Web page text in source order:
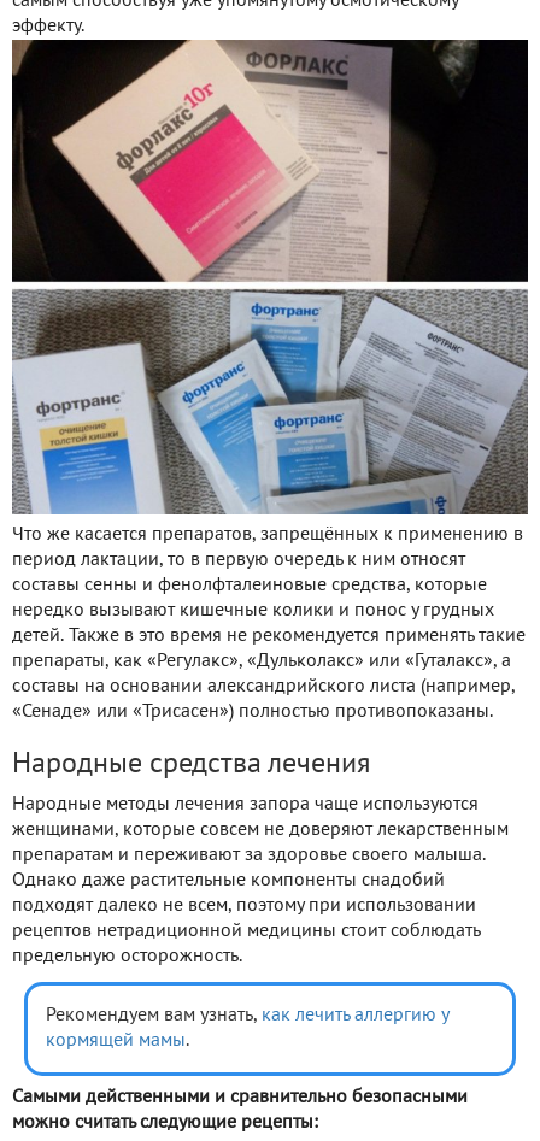
эффекту.
Что же касается препаратов, запрещённых к применению в
период лактации, то в первую очередь к ним относят
составы сенны и фенолфталеиновые средства, которые
нередко вызывают кишечные колики и понос у грудных
детей. Также в это время не рекомендуется применять такие
препараты, как «Регулакс», «Дульколакс» или «Гуталакс», а
составы на основании александрийского листа (например,
«Сенаде» или «Трисасен») полностью противопоказаны.
Народные средства лечения
Народные методы лечения запора чаще используются
женщинами, которые совсем не доверяют лекарственным
препаратам и переживают за здоровье своего малыша.
Однако даже растительные компоненты снадобий
подходят далеко не всем, поэтому при использовании
рецептов нетрадиционной медицины стоит соблюдать
предельную осторожность.
Рекомендуем вам узнать, как лечить аллергию у
кормящей мамы.
Самыми действенными и сравнительно безопасными
можно считать следующие рецепты: